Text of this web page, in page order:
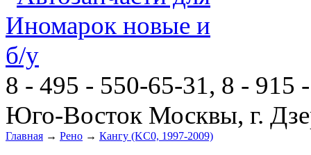
8 - 495 - 550-65-31, 8 - 915
Юго-Восток Москвы, г.
Главная → Рено → Кангу (KC0, 1997-2009)